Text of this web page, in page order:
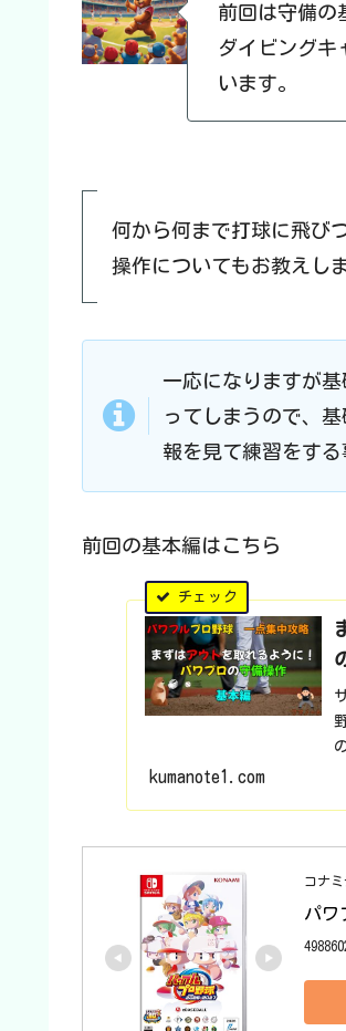
前回は守備の
ダイビングキ
います。
何から何まで打球に飛び
操作についてもお教えし
一応になりますが
ってしまうので、
報を見て練習をする
前回の基本編はこちら
kumanote1.com
コナ
パワ